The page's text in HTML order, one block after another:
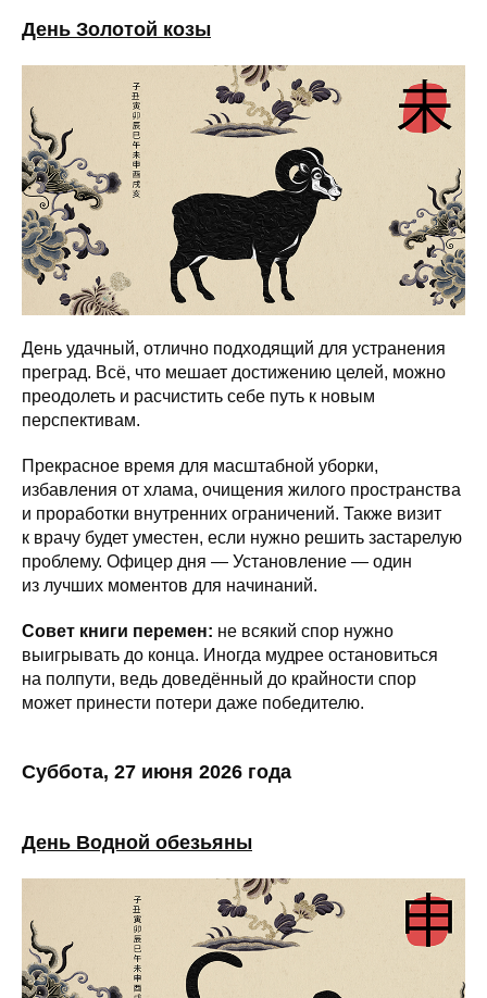
День Золотой козы
День удачный, отлично подходящий для устранения
преград. Всё, что мешает достижению целей, можно
преодолеть и расчистить себе путь к новым
перспективам.
Прекрасное время для масштабной уборки,
избавления от хлама, очищения жилого пространства
и проработки внутренних ограничений. Также визит
к врачу будет уместен, если нужно решить застарелую
проблему. Офицер дня — Установление — один
из лучших моментов для начинаний.
Совет книги перемен: не всякий спор нужно
выигрывать до конца. Иногда мудрее остановиться
на полпути, ведь доведённый до крайности спор
может принести потери даже победителю.
Суббота, 27 июня 2026 года
День Водной обезьяны